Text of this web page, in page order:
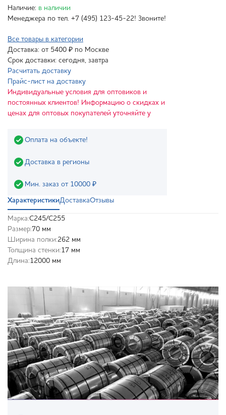
Наличие: в наличии
Менеджера по тел. +7 (495) 123-45-22! Звоните!
Все товары в категории
Доставка: от 5400 ₽ по Москве
Срок доставки: сегодня, завтра
Расчитать доставку
Прайс-лист на доставку
Индивидуальные условия для оптовиков и
постоянных клиентов! Информацию о скидках и
ценах для оптовых покупателей уточняйте у
Оплата на объекте!
Доставка в регионы
Мин. заказ от 10000 ₽
ХарактеристикиДоставкаОтзывы
Марка:С245/С255
Размер:70 мм
Ширина полки:262 мм
Толщина стенки:17 мм
Длина:12000 мм